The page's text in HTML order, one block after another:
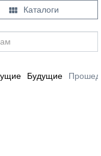
 Каталоги
Будущие